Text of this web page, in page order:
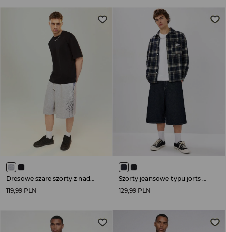
Dresowe szare szorty z nadrukiem w stylu tribal
119,99 PLN
Szorty jeansowe typu jorts granatowe
129,99 PLN